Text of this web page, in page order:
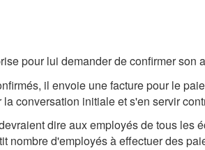
pour lui demander de confirmer son
il envoie une facture pour le
conversation initiale et s'en servir
dire aux employés de tous
nombre d'employés à effectuer des